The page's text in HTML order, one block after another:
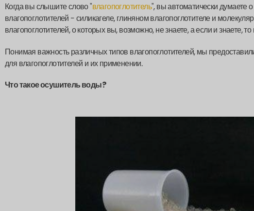
Когда вы слышите слово "влагопоглотитель", вы автоматически думаете
влагопоглотителей - силикагеле, глиняном влагопоглотителе и
влагопоглотителей, о которых вы, возможно, не знаете, а если и знаете,
Понимая важность различных типов влагопоглотителей, мы
для влагопоглотителей и их применении.
Что такое осушитель воды?